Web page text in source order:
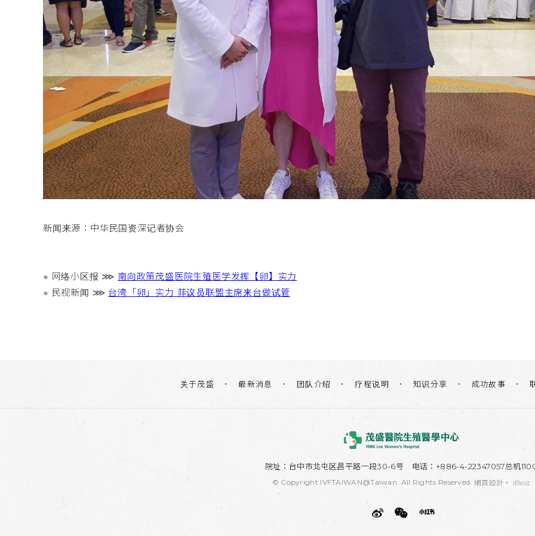
新闻来源：中华民国资深记者协会
● 网络小区报 ⋙ 南向政策茂盛医院生殖医学发挥【卵】实力
● 民视新闻 ⋙ 台湾「卵」实力 菲议员联盟主席来台做试管
关于茂盛 最新消息 团队介绍 疗程说明 知识分享 成功故事
院址： 台中市北屯区昌平路一段30-6号 电话：+886-4-22347057总机
© Copyright IVFTAIWAN@Taiwan. All Rights Reserved. 網頁設計 ‧ iBest